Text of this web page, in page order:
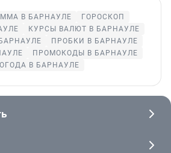
В БАРНАУЛЕ
ГОРОСКОП
КУРСЫ ВАЛЮТ В БАРНАУЛЕ
ПРОБКИ В БАРНАУЛЕ
ПРОМОКОДЫ В БАРНАУЛЕ
В БАРНАУЛЕ